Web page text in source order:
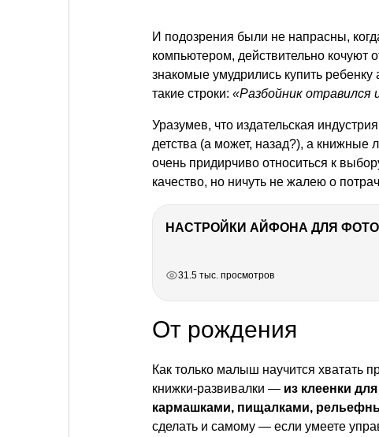
И подозрения были не напрасны,
компьютером, действительно кочуют
знакомые умудрились купить
такие строки: «Разбойник отравился
Уразумев, что издательская
детства (а может, назад?), а
очень придирчиво относиться к
качество, но ничуть не жалею о
НАСТРОЙКИ АЙФОНА ДЛЯ
31.5 тыс. просмотров
От рождения
Как только малыш научится хватать
книжки-развивалки — из клеенки
кармашками, пищалками,
сделать и самому — если умеете